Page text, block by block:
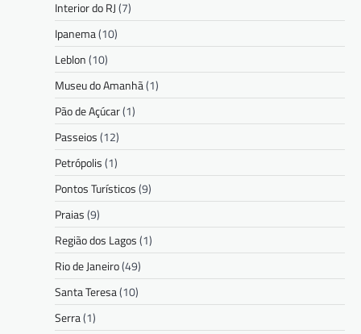
Interior do RJ(7)
Ipanema(10)
Leblon(10)
Museu do Amanhã(1)
Pão de Açúcar(1)
Passeios(12)
Petrópolis(1)
Pontos Turísticos(9)
Praias(9)
Região dos Lagos(1)
Rio de Janeiro(49)
Santa Teresa(10)
Serra(1)